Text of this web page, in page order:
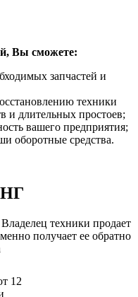
Вы сможете:
запчастей и
техники
и длительных простоев;
вашего предприятия;
оборотные средства.
техники продает
получает ее обратно
12